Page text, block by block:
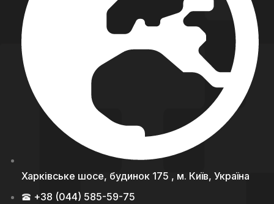
Харківське шосе, будинок 175 , м. Київ, Україна
+38 (044) 585-59-75